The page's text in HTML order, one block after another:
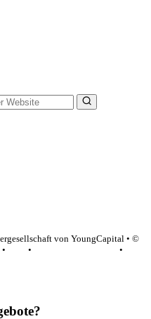
von YoungCapital • ©
•
•